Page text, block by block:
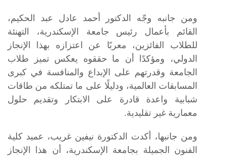
ومن جانبه وجّه الدكتور أحمد عادل عبد الحكيم،
القائم بأعمال رئيس جامعة الإسكندرية، التهنئة
للطلاب الفائزين، معربًا عن اعتزازه بهذا الإنجاز
الدولي، ومؤكدًا أن ما حققوه يعكس تميز طلاب
الجامعة وقدرتهم على الإبداع والمنافسة في كبرى
المسابقات العالمية، ودليلًا على ما تمتلكه من طاقات
شبابية واعدة قادرة على الابتكار وتقديم حلول
معمارية غير تقليدية.
ومن جانبها، أكدت الدكتورة نيفين غريب، عميد كلية
الفنون الجميلة بجامعة الإسكندرية، أن هذا الإنجاز